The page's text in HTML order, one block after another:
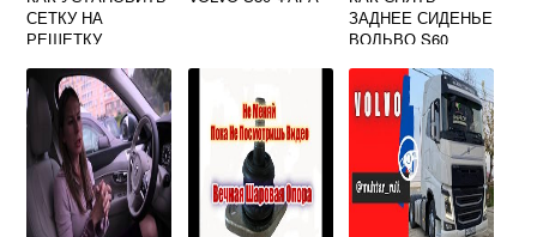
СЕТКУ НА
РЕШЕТКУ
ВОЛЬВО ХС90
ЗАДНЕЕ СИДЕНЬЕ
ВОЛЬВО S60